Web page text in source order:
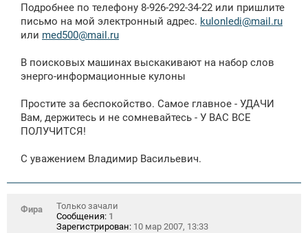
Подробнее по телефону 8-926-292-34-22 или пришлите
письмо на мой электронный адрес. kulonledi@mail.ru
или med500@mail.ru
В поисковых машинах выскакивают на набор слов
энерго-информационные кулоны
Простите за беспокойство. Самое главное - УДАЧИ
Вам, держитесь и не сомневайтесь - У ВАС ВСЕ
ПОЛУЧИТСЯ!
С уважением Владимир Васильевич.
Фира
Только зачали
Сообщения: 1
Зарегистрирован: 10 мар 2007, 13:33